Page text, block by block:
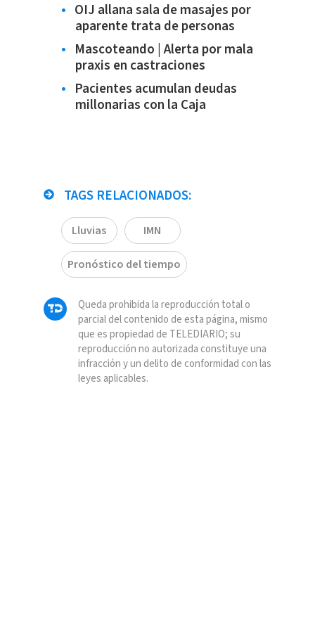
OIJ allana sala de masajes por
aparente trata de personas
Mascoteando | Alerta por mala
praxis en castraciones
Pacientes acumulan deudas
millonarias con la Caja
TAGS RELACIONADOS:
Lluvias IMN
Pronóstico del tiempo
Queda prohibida la reproducción total o
parcial del contenido de esta página, mismo
que es propiedad de TELEDIARIO; su
reproducción no autorizada constituye una
infracción y un delito de conformidad con las
leyes aplicables.